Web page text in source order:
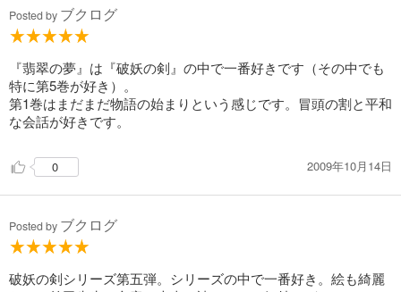
550円 (税込)
試し読み
あらすじを表示する
破妖の剣６ 鬱金の暁闇５
カート
Posted by ブクログ
『翡翠の夢』は『破妖の剣』の中で一番好きです（その中でも
特に第5巻が好き）。
第1巻はまだまだ物語の始まりという感じです。冒頭の割と平和
な会話が好きです。
0 2009年10月14日
Posted by ブクログ
破妖の剣シリーズ第五弾。シリーズの中で一番好き。絵も綺麗